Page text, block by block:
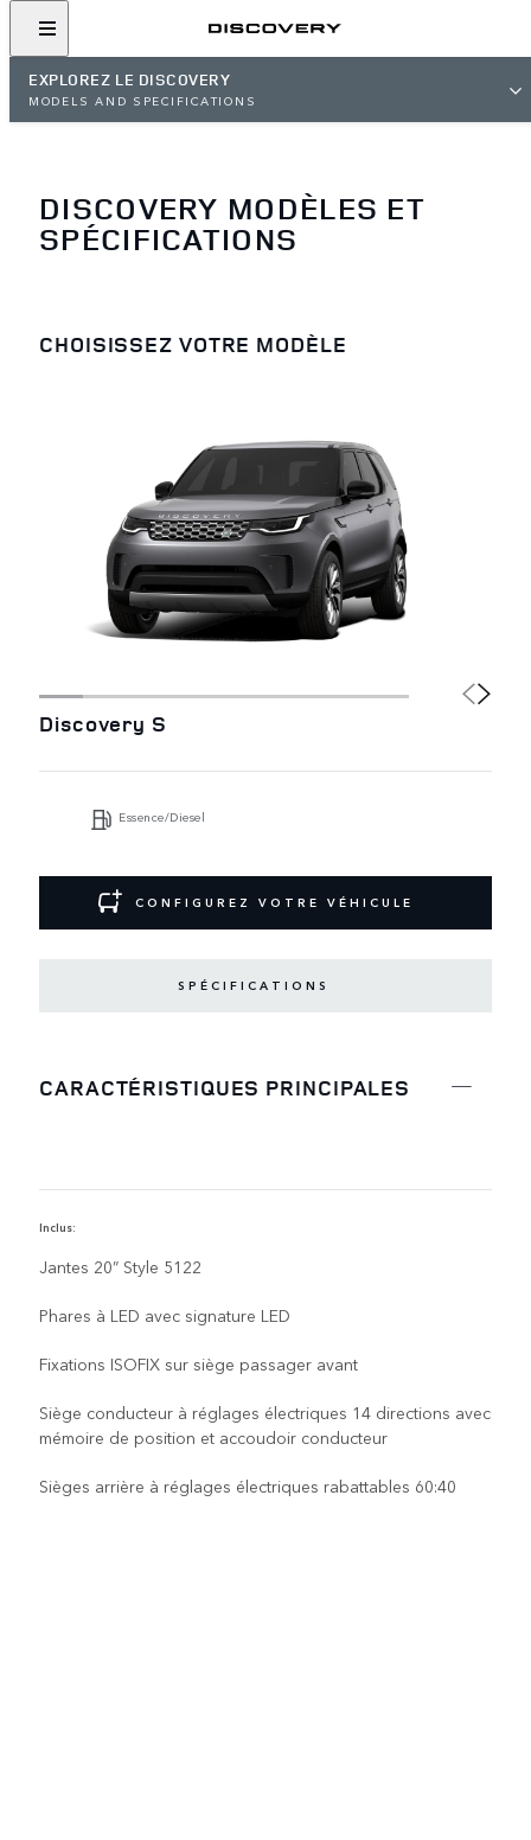
EXPLOREZ LE DISCOVERY
MODELS AND SPECIFICATIONS
DISCOVERY MODÈLES ET
SPÉCIFICATIONS
CHOISISSEZ VOTRE MODÈLE
Discovery S
Essence/Diesel
CONFIGUREZ VOTRE VÉHICULE
SPÉCIFICATIONS
CARACTÉRISTIQUES PRINCIPALES
Inclus:
Jantes 20” Style 5122
Phares à LED avec signature LED
Fixations ISOFIX sur siège passager avant
Siège conducteur à réglages électriques 14 directions avec
mémoire de position et accoudoir conducteur
Sièges arrière à réglages électriques rabattables 60:40